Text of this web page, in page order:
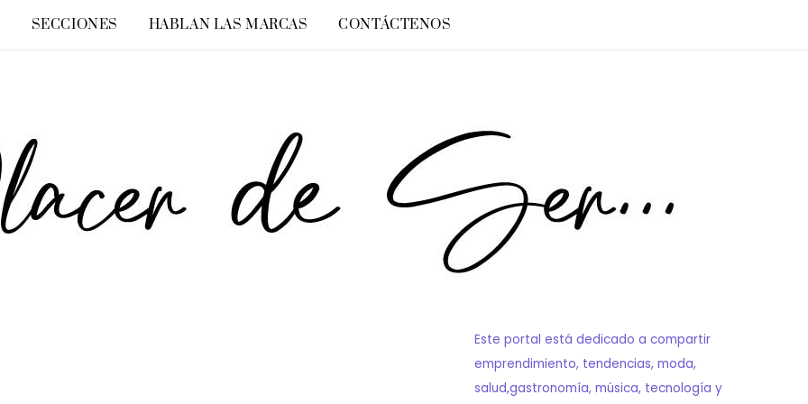
SECCIONES HABLAN LAS MARCAS CONTÁCTENOS
Este portal está dedicado a compartir
emprendimiento, tendencias, moda,
salud,gastronomía, música, tecnología y